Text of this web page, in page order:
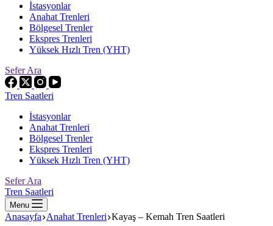
İstasyonlar
Anahat Trenleri
Bölgesel Trenler
Ekspres Trenleri
Yüksek Hızlı Tren (YHT)
Sefer Ara
Tren Saatleri
İstasyonlar
Anahat Trenleri
Bölgesel Trenler
Ekspres Trenleri
Yüksek Hızlı Tren (YHT)
Sefer Ara
Tren Saatleri
Menu
Anasayfa Anahat Trenleri Kayaş – Kemah Tren Saatleri